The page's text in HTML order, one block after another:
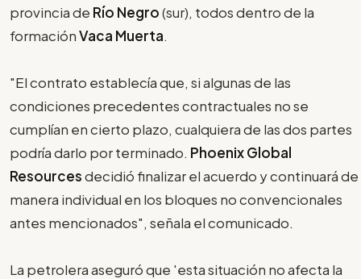
provincia de Río Negro(sur), todos dentro de la
formaciónVaca Muerta.
"El contrato establecía que, si algunas de las
condiciones precedentes contractuales no se
cumplían en cierto plazo, cualquiera de las dos partes
podría darlo por terminado. Phoenix Global
Resourcesdecidió finalizar el acuerdo y continuará de
manera individual en los bloques no convencionales
antes mencionados", señala el comunicado.
La petrolera aseguró que 'esta situación no afecta la